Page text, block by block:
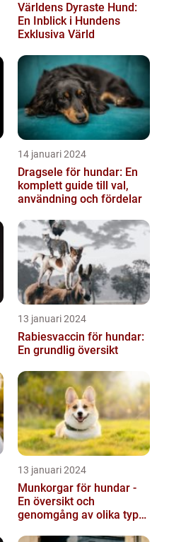
Världens Dyraste Hund:
En Inblick i Hundens
Exklusiva Värld
14 januari 2024
Dragsele för hundar: En
komplett guide till val,
användning och fördelar
13 januari 2024
Rabiesvaccin för hundar:
En grundlig översikt
13 januari 2024
Munkorgar för hundar -
En översikt och
genomgång av olika typer